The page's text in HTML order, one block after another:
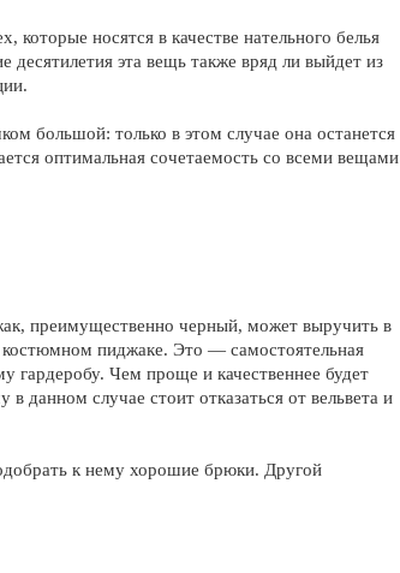
которые носятся в качестве нательного белья
эта вещь также вряд ли выйдет из
большой: только в этом случае она останется
оптимальная сочетаемость со всеми вещами
преимущественно черный, может выручить в
костюмном пиджаке. Это — самостоятельная
гардеробу. Чем проще и качественнее будет
данном случае стоит отказаться от вельвета и
к нему хорошие брюки. Другой